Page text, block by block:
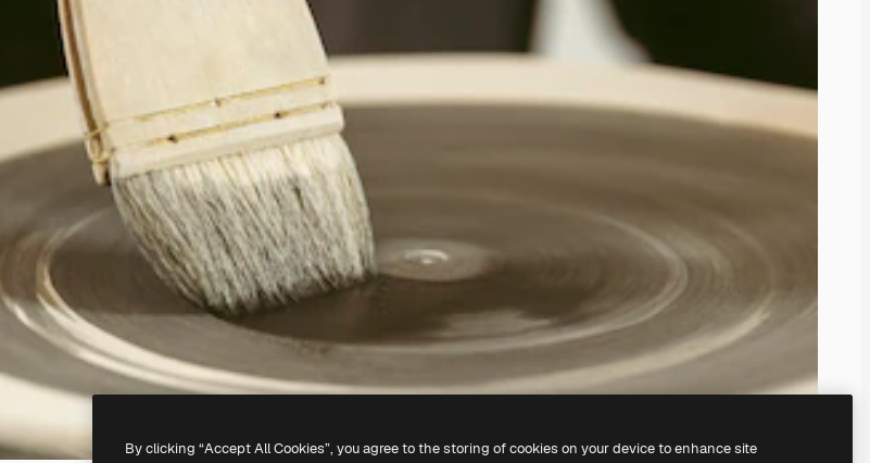
By clicking “Accept All Cookies”, you agree to the storing of cookies on your device to enhance site